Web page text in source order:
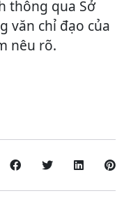
thông qua Sở
văn chỉ đạo của
nêu rõ.